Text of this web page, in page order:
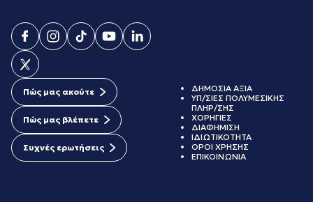
Πώς μας ακούτε
Πώς μας βλέπετε
Συχνές ερωτήσεις
ΔΗΜΟΣΙΑ ΑΞΙΑ
ΥΠ/ΣΙΕΣ ΠΟΛΥΜΕΣΙΚΗΣ
ΠΛΗΡ/ΣΗΣ
ΧΟΡΗΓΙΕΣ
ΔΙΑΦΗΜΙΣΗ
ΙΔΙΩΤΙΚΟΤΗΤΑ
ΟΡΟΙ ΧΡΗΣΗΣ
ΕΠΙΚΟΙΝΩΝΙΑ